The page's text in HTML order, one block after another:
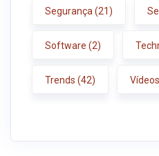
Segurança (21)
Software (2)
Trends (42) Vídeos